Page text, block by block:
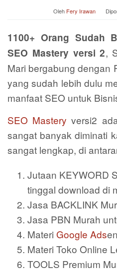
Oleh Fery Irawan
1100+ Orang Sudah
SEO Mastery versi 2,
Mari bergabung dengan
yang sudah lebih dulu
manfaat SEO untuk
SEO Mastery versi2
sangat banyak diminati
sangat lengkap, di
Jutaan KEYWORD
tinggal download di
Jasa BACKLINK
Jasa PBN Murah
Materi Google Ads
Materi Toko Online
TOOLS Premium